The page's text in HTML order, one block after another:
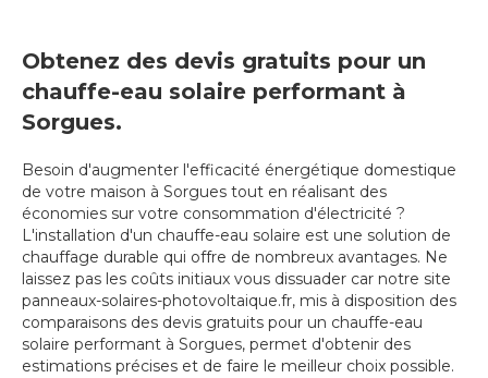
Obtenez des devis gratuits pour un
chauffe-eau solaire performant à
Sorgues.
Besoin d'augmenter l'efficacité énergétique domestique
de votre maison à Sorgues tout en réalisant des
économies sur votre consommation d'électricité ?
L'installation d'un chauffe-eau solaire est une solution de
chauffage durable qui offre de nombreux avantages. Ne
laissez pas les coûts initiaux vous dissuader car notre site
panneaux-solaires-photovoltaique.fr, mis à disposition des
comparaisons des devis gratuits pour un chauffe-eau
solaire performant à Sorgues, permet d'obtenir des
estimations précises et de faire le meilleur choix possible.